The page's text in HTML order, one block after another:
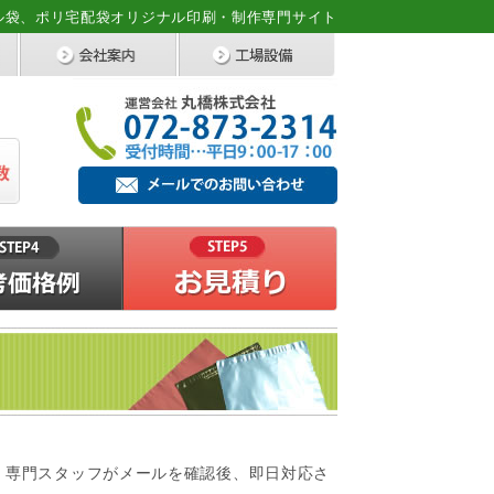
、ポリ宅配袋オリジナル印刷・制作専門サイト
門スタッフがメールを確認後、即日対応さ